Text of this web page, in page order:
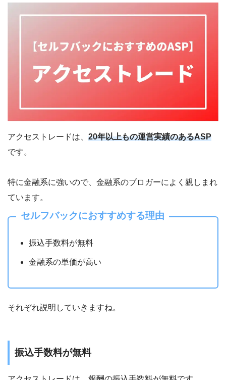
アクセストレードは、 20年以上もの運営実績のあるASP
です。
特に金融系に強いので、金融系のブロガーによく親しまれ
ています。
セルフバックにおすすめする理由
振込手数料が無料
金融系の単価が高い
それぞれ説明していきますね。
振込手数料が無料